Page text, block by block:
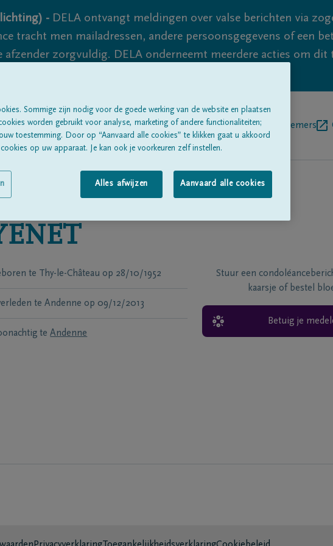
- DELA ontvangt meldingen over valse berichten via
tracht men mailadressen, andere persoonsgegevens of een
zorgvuldig. DELA onderneemt meerdere acties om dit
uit te sluiten, dus blijf waakzaam.
Alle rouwberichten Over onsBegrafenisondernemers
te Thy-le-Château op 28/10/1952
te Andenne op 09/12/2013
te Andenne
Stuur een
kaarsje of bestel
Betuig je
Sommige zijn nodig voor de goede werking van de website en plaatsen
worden gebruikt voor analyse, marketing of andere functionaliteiten;
toestemming. Door op “Aanvaard alle cookies” te klikken gaat u akkoord
op uw apparaat. Je kan ook je voorkeuren zelf instellen.
Alles afwijzen Aanvaard alle cookies